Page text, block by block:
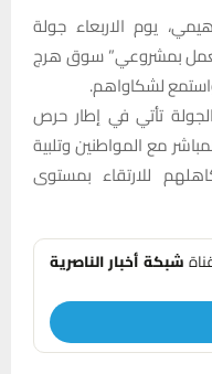
يوم الاربعاء جولة
بمشروعي” سوق هرج
واستمع لشكاواهم.
تأتي في إطار حرص
مع المواطنين وتلبية
للارتقاء بمستوى
شبكة أخبار الناصرية